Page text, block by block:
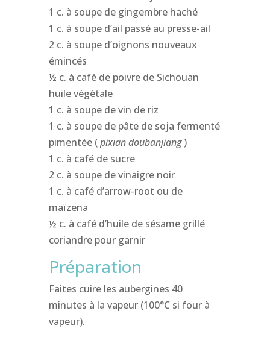
1 c. à soupe de gingembre haché
1 c. à soupe d’ail passé au presse-ail
2 c. à soupe d’oignons nouveaux
émincés
½ c. à café de poivre de Sichouan
huile végétale
1 c. à soupe de vin de riz
1 c. à soupe de pâte de soja fermenté
pimentée (pixian doubanjiang)
1 c. à café de sucre
2 c. à soupe de vinaigre noir
1 c. à café d’arrow-root ou de
maïzena
½ c. à café d’huile de sésame grillé
coriandre pour garnir
Préparation
Faites cuire les aubergines 40
minutes à la vapeur (100°C si four à
vapeur).